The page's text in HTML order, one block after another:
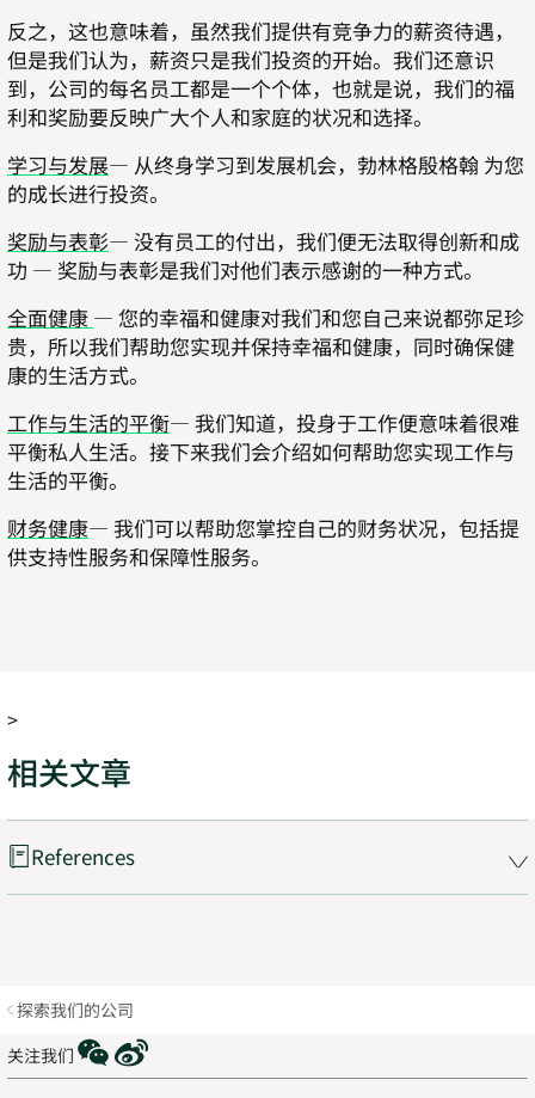
反之，这也意味着，虽然我们提供有竞争力的薪资待遇，
但是我们认为，薪资只是我们投资的开始。我们还意识
到，公司的每名员工都是一个个体，也就是说，我们的福
利和奖励要反映广大个人和家庭的状况和选择。
学习与发展— 从终身学习到发展机会，勃林格殷格翰 为您
的成长进行投资。
奖励与表彰— 没有员工的付出，我们便无法取得创新和成
功 — 奖励与表彰是我们对他们表示感谢的一种方式。
全面健康 — 您的幸福和健康对我们和您自己来说都弥足珍
贵，所以我们帮助您实现并保持幸福和健康，同时确保健
康的生活方式。
工作与生活的平衡— 我们知道，投身于工作便意味着很难
平衡私人生活。接下来我们会介绍如何帮助您实现工作与
生活的平衡。
财务健康— 我们可以帮助您掌控自己的财务状况，包括提
供支持性服务和保障性服务。
>
相关文章
References
探索我们的公司
关注我们
WeChat
Weibo